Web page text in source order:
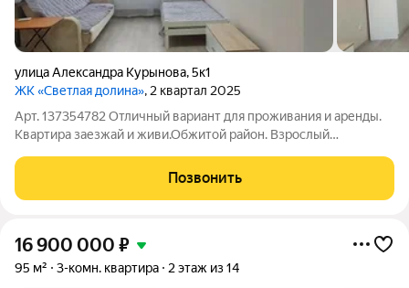
улица Александра Курынова,5к1
ЖК «Светлая долина», 2 квартал 2025
Арт. 137354782 Отличный вариант для проживания и аренды.
Квартира заезжай и живи.Обжитой район. Взрослый
Возможен обмен на вашу квартиру. Квартиру можно купить в
ипотеку по ставке 12%. 1
Позвонить
16 900 000 ₽
95 м² 3-комн. квартира 2 этаж из 14